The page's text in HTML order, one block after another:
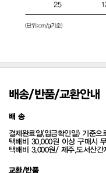
배송/반품/교환안내
배 송
결제완료일(입금확인일) 기준
택배비 30,000원 이상 구매시
택배비 3,000원/ 제주,도서산간
교환/반품